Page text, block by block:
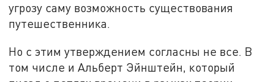
угрозу саму возможность существования
путешественника.
Но с этим утверждением согласны не все. В
том числе и Альберт Эйнштейн, который